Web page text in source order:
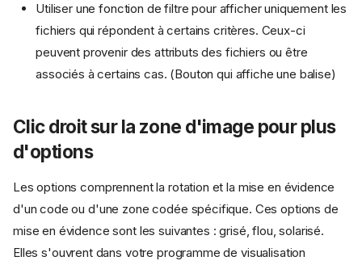
Utiliser une fonction de filtre pour afficher uniquement les
fichiers qui répondent à certains critères. Ceux-ci
peuvent provenir des attributs des fichiers ou être
associés à certains cas. (Bouton qui affiche une balise)
Clic droit sur la zone d'image pour plus
d'options
Les options comprennent la rotation et la mise en évidence
d'un code ou d'une zone codée spécifique. Ces options de
mise en évidence sont les suivantes : grisé, flou, solarisé.
Elles s'ouvrent dans votre programme de visualisation